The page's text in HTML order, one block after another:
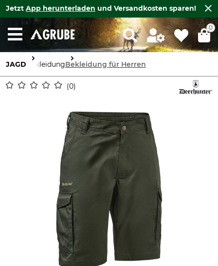
Jetzt App herunterladen und Versandkosten sparen!
0
JAGD BekleidungBekleidung für Herren
0